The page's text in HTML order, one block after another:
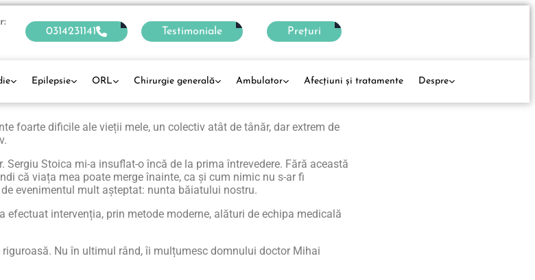
0314231141 Testimoniale Prețuri
Epilepsie ORL Chirurgie generală Ambulator Afecţiuni și tratamente Despre
foarte dificile ale vieții mele, un colectiv atât de tânăr, dar extrem de
Stoica mi-a insuflat-o încă de la prima întrevedere. Fără această
că viața mea poate merge înainte, ca și cum nimic nu s-ar fi
evenimentul mult așteptat: nunta băiatului nostru.
intervenția, prin metode moderne, alături de echipa medicală
Nu în ultimul rând, îi mulțumesc domnului doctor Mihai